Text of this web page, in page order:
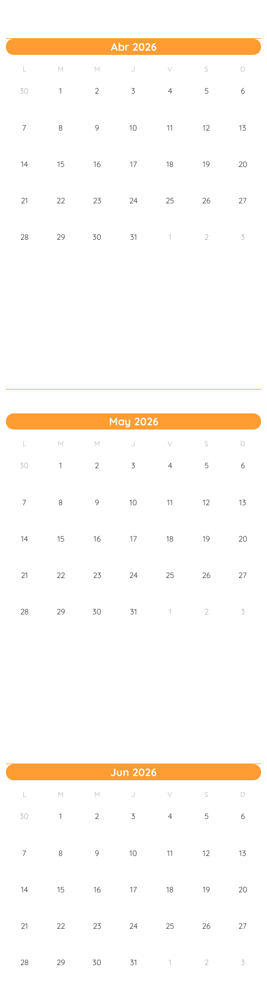
Abr 2026
L M M J V S D
30 1 2 3 4 5 6
7 8 9 10 11 12 13
14 15 16 17 18 19 20
21 22 23 24 25 26 27
28 29 30 31 1 2 3
May 2026
L M M J V S D
30 1 2 3 4 5 6
7 8 9 10 11 12 13
14 15 16 17 18 19 20
21 22 23 24 25 26 27
28 29 30 31 1 2 3
Jun 2026
L M M J V S D
30 1 2 3 4 5 6
7 8 9 10 11 12 13
14 15 16 17 18 19 20
21 22 23 24 25 26 27
28 29 30 31 1 2 3